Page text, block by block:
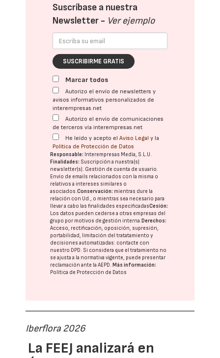
Suscríbase a nuestra
Newsletter - Ver ejemplo
SUSCRIBIRME GRATIS
Marcar todos
Autorizo el envío de newsletters y
avisos informativos personalizados de
interempresas.net
Autorizo el envío de comunicaciones
de terceros vía interempresas.net
He leído y acepto elAviso Legal y la
Política de Protección de Datos
Responsable: Interempresas Media, S.L.U.
Finalidades: Suscripción a nuestra(s)
newsletter(s). Gestión de cuenta de usuario.
Envío de emails relacionados con la misma o
relativos a intereses similares o
asociados.Conservación: mientras dure la
relación con Ud., o mientras sea necesario para
llevar a cabo las finalidades especificadasCesión:
Los datos pueden cederse a otras empresas del
grupo por motivos de gestión interna. Derechos:
Acceso, rectificación, oposición, supresión,
portabilidad, limitación del tratatamiento y
decisiones automatizadas: contacte con
nuestro DPD. Si considera que el tratamiento no
se ajusta a la normativa vigente, puede presentar
reclamación ante laAEPD. Más información:
Política de Protección de Datos
Iberflora 2026
La FEEJ analizará en